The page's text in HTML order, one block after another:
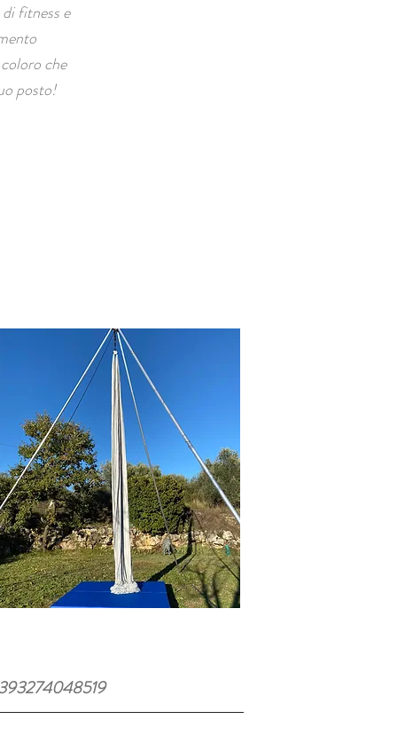
fitness e
che
posto!